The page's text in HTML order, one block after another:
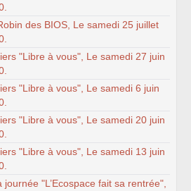
des BIOS, Le samedi 25 juillet
"Libre à vous", Le samedi 27 juin
"Libre à vous", Le samedi 6 juin
"Libre à vous", Le samedi 20 juin
"Libre à vous", Le samedi 13 juin
"L’Ecospace fait sa rentrée",